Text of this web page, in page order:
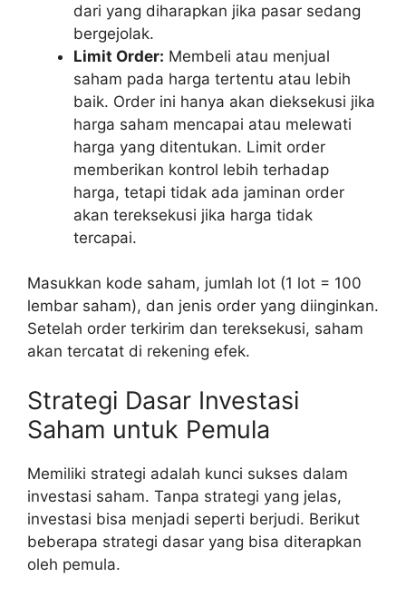
dari yang diharapkan jika pasar sedang
bergejolak.
Limit Order: Membeli atau menjual
saham pada harga tertentu atau lebih
baik. Order ini hanya akan dieksekusi jika
harga saham mencapai atau melewati
harga yang ditentukan. Limit order
memberikan kontrol lebih terhadap
harga, tetapi tidak ada jaminan order
akan tereksekusi jika harga tidak
tercapai.
Masukkan kode saham, jumlah lot (1 lot = 100
lembar saham), dan jenis order yang diinginkan.
Setelah order terkirim dan tereksekusi, saham
akan tercatat di rekening efek.
Strategi Dasar Investasi
Saham untuk Pemula
Memiliki strategi adalah kunci sukses dalam
investasi saham. Tanpa strategi yang jelas,
investasi bisa menjadi seperti berjudi. Berikut
beberapa strategi dasar yang bisa diterapkan
oleh pemula.